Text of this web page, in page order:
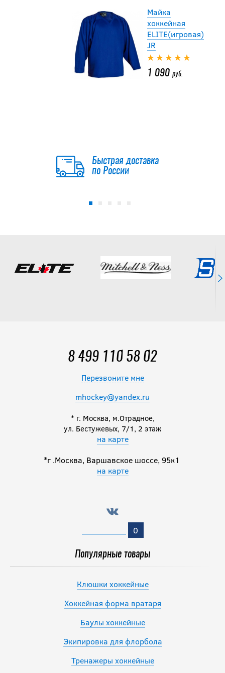
Майка
хоккейная
ELITE(игровая)
JR
1 090 руб.
Быстрая доставка
по России
8 499 110 58 02
Перезвоните мне
mhockey@yandex.ru
* г. Москва, м.Отрадное,
ул. Бестужевых, 7/1, 2 этаж
на карте
*г .Москва, Варшавское шоссе, 95к1
на карте
0
Популярные товары
Клюшки хоккейные
Хоккейная форма вратаря
Баулы хоккейные
Экипировка для флорбола
Тренажеры хоккейные